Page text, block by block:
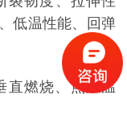
低温性能、回弹
直燃烧、点燃温